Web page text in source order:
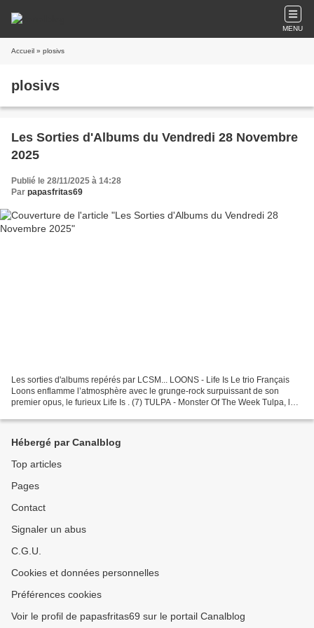
MENU
Accueil » plosivs
plosivs
Les Sorties d'Albums du Vendredi 28 Novembre
2025
Publié le 28/11/2025 à 14:28
Par papasfritas69
Les sorties d'albums repérés par LCSM... LOONS - Life Is Le trio Français
Loons enflamme l’atmosphère avec le grunge-rock surpuissant de son
premier opus, le furieux Life Is . (7) TULPA - Monster Of The Week Tulpa, le
Hébergé par Canalblog
Top articles
Pages
Contact
Signaler un abus
C.G.U.
Cookies et données personnelles
Préférences cookies
Voir le profil de papasfritas69 sur le portail Canalblog